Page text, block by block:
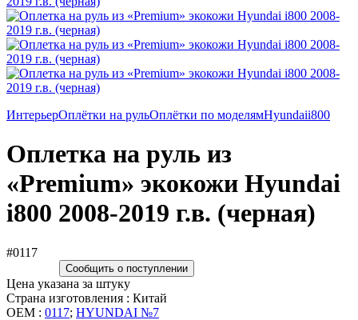
ИнтерьерОплётки на рульОплётки по моделямHyundaii800
Оплетка на руль из
«Premium» экокожи Hyundai
i800 2008-2019 г.в. (черная)
#0117
Сообщить о поступлении
Цена указана за штуку
Страна изготовления : Китай
OEM : 0117; HYUNDAI №7